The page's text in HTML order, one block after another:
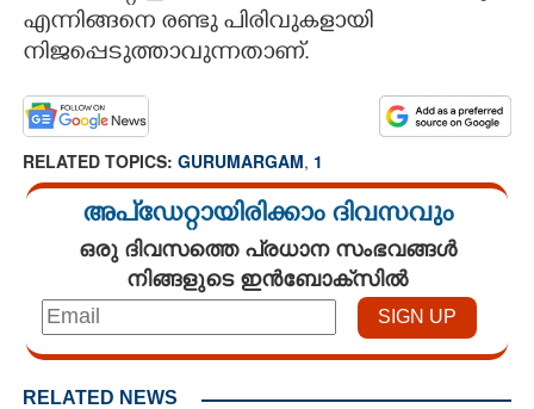
CARTOONS
LITERATURE
CONTACT US
എന്നിങ്ങനെ രണ്ടു പിരിവുകളായി
നിജപ്പെടുത്താവുന്നതാണ്.
RELATED TOPICS: GURUMARGAM, 1
അപ്ഡേറ്റായിരിക്കാം ദിവസവും
ഒരു ദിവസത്തെ പ്രധാന സംഭവങ്ങൾ
നിങ്ങളുടെ ഇൻബോക്സിൽ
RELATED NEWS